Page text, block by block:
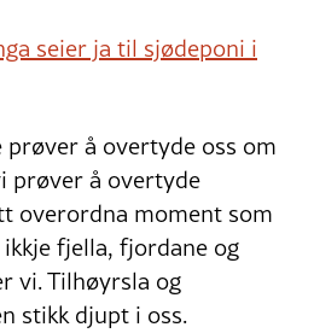
seier ja til sjødeponi i
å overtyde oss om
prøver å overtyde
overordna moment som
fjella, fjordane og
vi. Tilhøyrsla og
stikk djupt i oss.